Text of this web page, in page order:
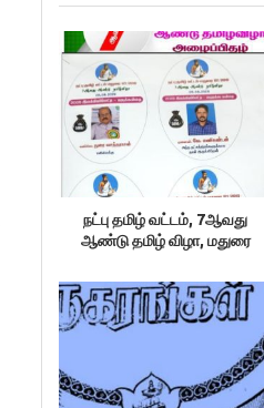
நட்பு தமிழ் வட்டம், 7ஆவது
ஆண்டு தமிழ் விழா, மதுரை